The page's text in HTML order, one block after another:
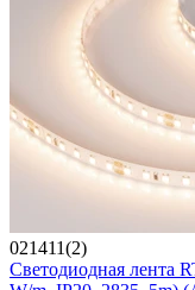
021411(2)
Светодиодная лента